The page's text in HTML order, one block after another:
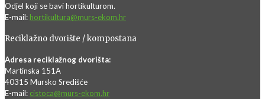
Odjel koji se bavi hortikulturom.
E-mail: hortikultura@murs-ekom.hr
Reciklažno dvorište / kompostana
Adresa reciklažnog dvorišta:
Martinska 151A
40315 Mursko Središće
E-mail: cistoca@murs-ekom.hr